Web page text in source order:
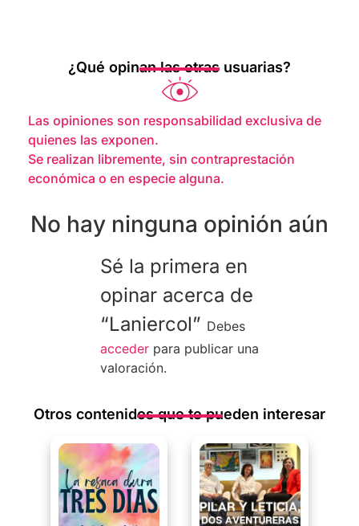
¿Qué opinan las otras usuarias?
Las opiniones son responsabilidad exclusiva de
quienes las exponen.
Se realizan libremente, sin contraprestación
económica o en especie alguna.
No hay ninguna opinión aún
Sé la primera en
opinar acerca de
“Laniercol” Debes
accederpara publicar una
valoración.
Otros contenidos que te pueden interesar